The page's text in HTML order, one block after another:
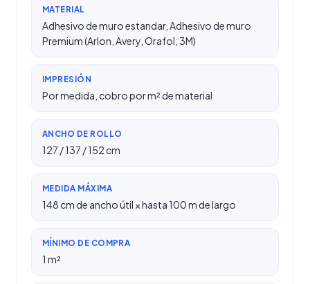
MATERIAL
Adhesivo de muro estandar, Adhesivo de muro
Premium (Arlon, Avery, Orafol, 3M)
IMPRESIÓN
Por medida, cobro por m² de material
ANCHO DE ROLLO
127 / 137 / 152 cm
MEDIDA MÁXIMA
148 cm de ancho útil × hasta 100 m de largo
MÍNIMO DE COMPRA
1 m²